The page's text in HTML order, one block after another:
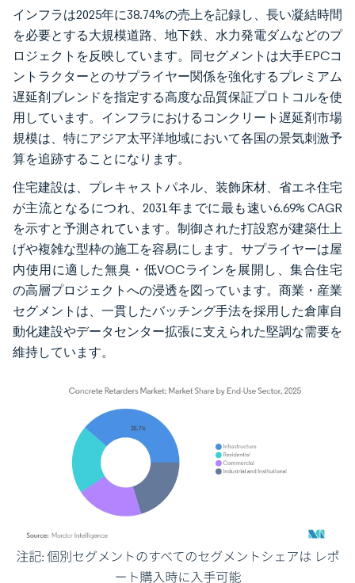
インフラは2025年に38.74%の売上を記録し、長い凝結時間
を必要とする大規模道路、地下鉄、水力発電ダムなどのプ
ロジェクトを反映しています。同セグメントは大手EPCコ
ントラクターとのサプライヤー関係を強化するプレミアム
遅延剤ブレンドを指定する高度な品質保証プロトコルを使
用しています。インフラにおけるコンクリート遅延剤市場
規模は、特にアジア太平洋地域において各国の景気刺激予
算を追跡することになります。
住宅建設は、プレキャストパネル、装飾床材、省エネ住宅
が主流となるにつれ、2031年までに最も速い6.69% CAGR
を示すと予測されています。制御された打設窓が建築仕上
げや複雑な型枠の施工を容易にします。サプライヤーは屋
内使用に適した無臭・低VOCラインを展開し、集合住宅
の高層プロジェクトへの浸透を図っています。商業・産業
セグメントは、一貫したバッチング手法を採用した倉庫自
動化建設やデータセンター拡張に支えられた堅調な需要を
維持しています。
画像 © Mordor Intelligence。再利用にはCC BY 4.0の表示が必要です。